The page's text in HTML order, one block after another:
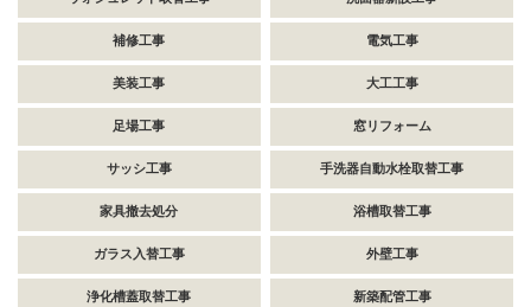
補修工事 電気工事
美装工事 大工工事
足場工事 窓リフォーム
サッシ工事 手洗器自動水栓取替工事
家具撤去処分 浴槽取替工事
ガラス入替工事 外壁工事
浄化槽蓋取替工事 新築配管工事